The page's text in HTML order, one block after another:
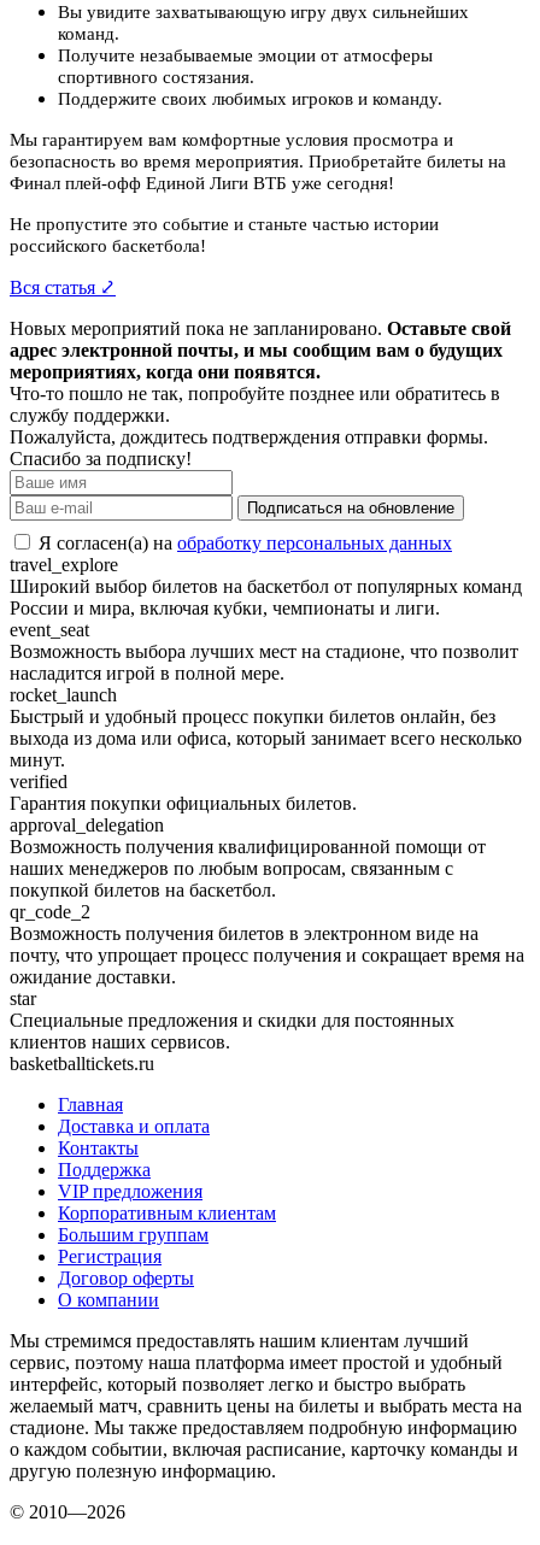
Вы увидите захватывающую игру двух сильнейших
команд.
Получите незабываемые эмоции от атмосферы
спортивного состязания.
Поддержите своих любимых игроков и команду.
Мы гарантируем вам комфортные условия просмотра и
безопасность во время мероприятия. Приобретайте билеты на
Финал плей-офф Единой Лиги ВТБ уже сегодня!
Не пропустите это событие и станьте частью истории
российского баскетбола!
Вся статья ⤦
Новых мероприятий пока не запланировано. Оставьте свой
адрес электронной почты, и мы сообщим вам о будущих
мероприятиях, когда они появятся.
Что-то пошло не так, попробуйте позднее или обратитесь в
службу поддержки.
Пожалуйста, дождитесь подтверждения отправки формы.
Спасибо за подписку!
Подписаться на обновление
Я согласен(а) на обработку персональных данных
travel_explore
Широкий выбор билетов на баскетбол от популярных команд
России и мира, включая кубки, чемпионаты и лиги.
event_seat
Возможность выбора лучших мест на стадионе, что позволит
насладится игрой в полной мере.
rocket_launch
Быстрый и удобный процесс покупки билетов онлайн, без
выхода из дома или офиса, который занимает всего несколько
минут.
verified
Гарантия покупки официальных билетов.
approval_delegation
Возможность получения квалифицированной помощи от
наших менеджеров по любым вопросам, связанным с
покупкой билетов на баскетбол.
qr_code_2
Возможность получения билетов в электронном виде на
почту, что упрощает процесс получения и сокращает время на
ожидание доставки.
star
Специальные предложения и скидки для постоянных
клиентов наших сервисов.
basketballtickets.ru
Главная
Доставка и оплата
Контакты
Поддержка
VIP предложения
Корпоративным клиентам
Большим группам
Регистрация
Договор оферты
О компании
Мы стремимся предоставлять нашим клиентам лучший
сервис, поэтому наша платформа имеет простой и удобный
интерфейс, который позволяет легко и быстро выбрать
желаемый матч, сравнить цены на билеты и выбрать места на
стадионе. Мы также предоставляем подробную информацию
о каждом событии, включая расписание, карточку команды и
другую полезную информацию.
© 2010—2026